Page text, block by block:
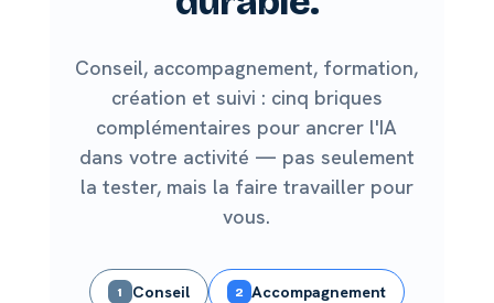
Conseil, accompagnement, formation,
création et suivi : cinq briques
complémentaires pour ancrer l'IA
dans votre activité — pas seulement
la tester, mais la faire travailler pour
vous.
1 Conseil 2 Accompagnement